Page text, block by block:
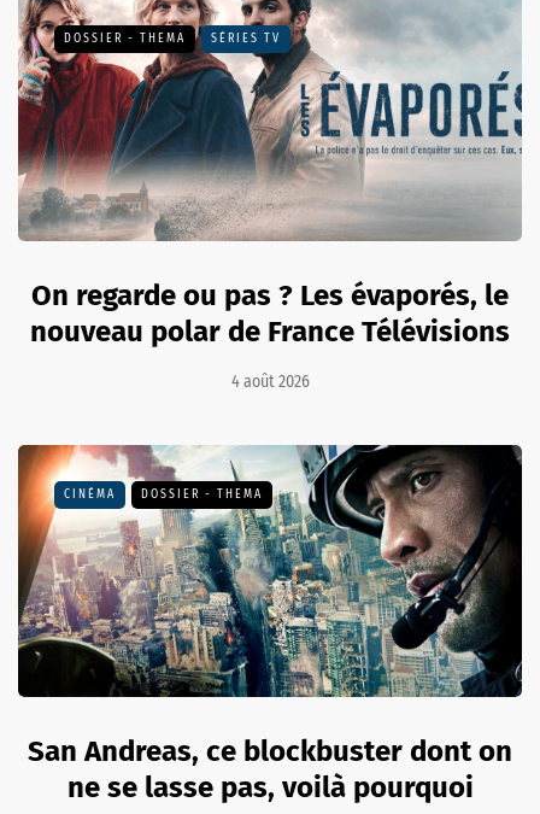
DOSSIER - THEMA SÉRIES TV
On regarde ou pas ? Les évaporés, le
nouveau polar de France Télévisions
4 août 2026
CINÉMA DOSSIER - THEMA
San Andreas, ce blockbuster dont on
ne se lasse pas, voilà pourquoi